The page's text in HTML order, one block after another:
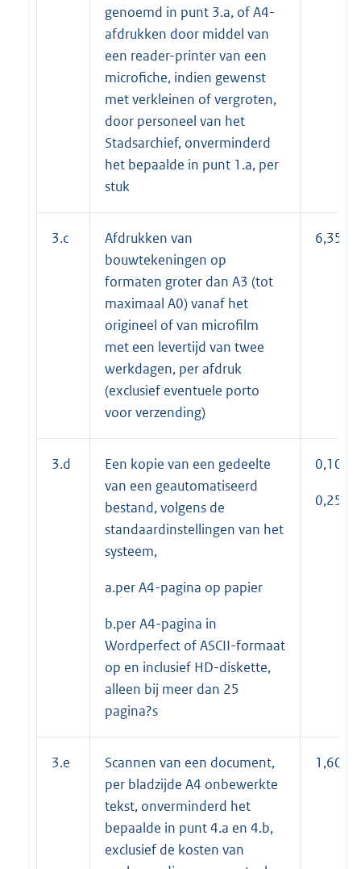
genoemd in punt 3.a, of A4-
afdrukken door middel van
een reader-printer van een
microfiche, indien gewenst
met verkleinen of vergroten,
door personeel van het
Stadsarchief, onverminderd
het bepaalde in punt 1.a, per
stuk
3.c
Afdrukken van
bouwtekeningen op
formaten groter dan A3 (tot
maximaal A0) vanaf het
origineel of van microfilm
met een levertijd van twee
werkdagen, per afdruk
(exclusief eventuele porto
voor verzending)
6,35
3.d
Een kopie van een gedeelte
van een geautomatiseerd
bestand, volgens de
standaardinstellingen van het
systeem,
a.per A4-pagina op papier
b.per A4-pagina in
Wordperfect of ASCII-formaat
op en inclusief HD-diskette,
alleen bij meer dan 25
pagina?s
0,10
0,25
3.e
Scannen van een document,
per bladzijde A4 onbewerkte
tekst, onverminderd het
bepaalde in punt 4.a en 4.b,
exclusief de kosten van
1,60